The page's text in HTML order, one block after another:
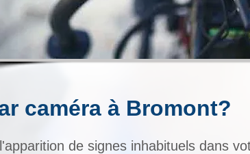
caméra à Bromont?
de signes inhabituels dans